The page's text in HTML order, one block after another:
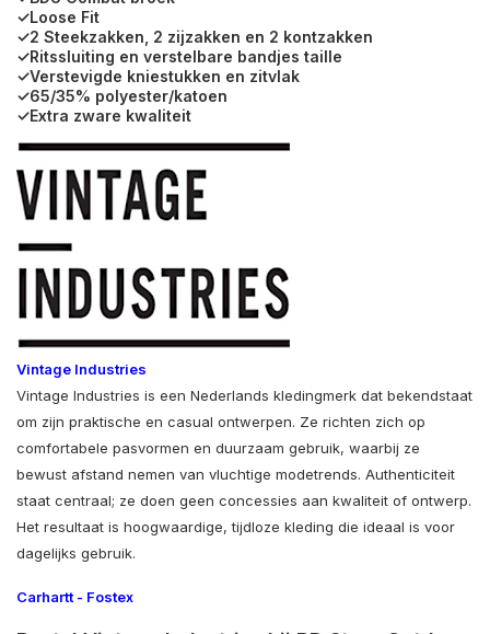
✓Loose Fit
✓2 Steekzakken, 2 zijzakken en 2 kontzakken
✓Ritssluiting en verstelbare bandjes taille
✓Verstevigde kniestukken en zitvlak
✓65/35% polyester/katoen
✓Extra zware kwaliteit
Vintage Industries
Vintage Industries is een Nederlands kledingmerk dat bekendstaat
om zijn praktische en casual ontwerpen. Ze richten zich op
comfortabele pasvormen en duurzaam gebruik, waarbij ze
bewust afstand nemen van vluchtige modetrends. Authenticiteit
staat centraal; ze doen geen concessies aan kwaliteit of ontwerp.
Het resultaat is hoogwaardige,tijdloze kleding die ideaal is voor
dagelijks gebruik.
Carhartt - Fostex